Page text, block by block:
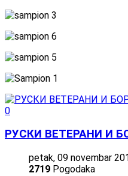
0
РУСКИ ВЕТЕРАНИ И
petak, 09 novembar
2719 Pogodaka